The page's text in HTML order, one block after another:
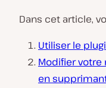
Dans cet article,
Utiliser le
Modifier votre
en